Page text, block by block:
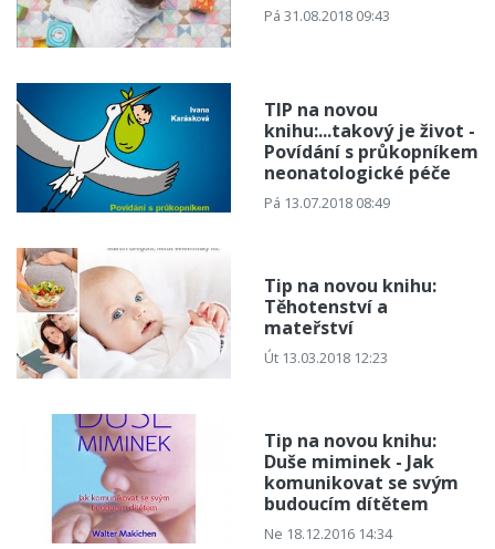
Pá 31.08.2018 09:43
TIP na novou
knihu:...takový je život -
Povídání s průkopníkem
neonatologické péče
Pá 13.07.2018 08:49
Tip na novou knihu:
Těhotenství a
mateřství
Út 13.03.2018 12:23
Tip na novou knihu:
Duše miminek - Jak
komunikovat se svým
budoucím dítětem
Ne 18.12.2016 14:34